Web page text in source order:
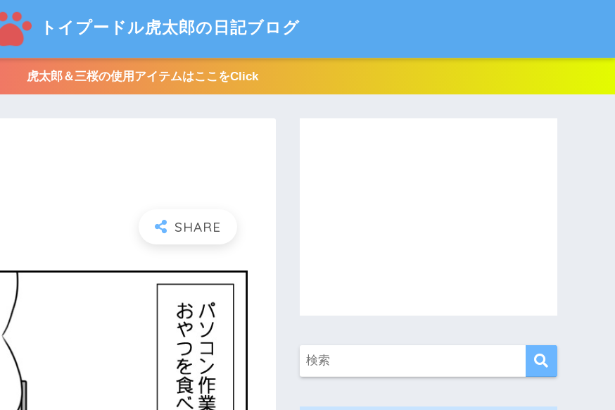
トイプードル虎太郎の日記ブログ
虎太郎＆三桜の使用アイテムはここをClick